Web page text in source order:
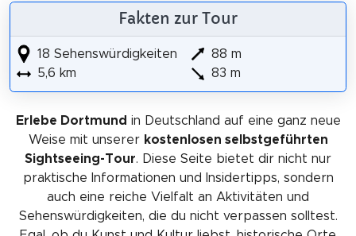
Fakten zur Tour
18 Sehenswürdigkeiten
5,6 km
88 m
83 m
Erlebe Dortmund in Deutschland auf eine ganz neue
Weise mit unserer kostenlosen selbstgeführten
Sightseeing-Tour. Diese Seite bietet dir nicht nur
praktische Informationen und Insidertipps, sondern
auch eine reiche Vielfalt an Aktivitäten und
Sehenswürdigkeiten, die du nicht verpassen solltest.